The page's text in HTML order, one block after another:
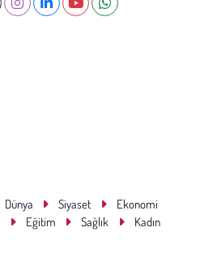
Dünya Siyaset
Ekonomi
Eğitim Sağlık
Kadın